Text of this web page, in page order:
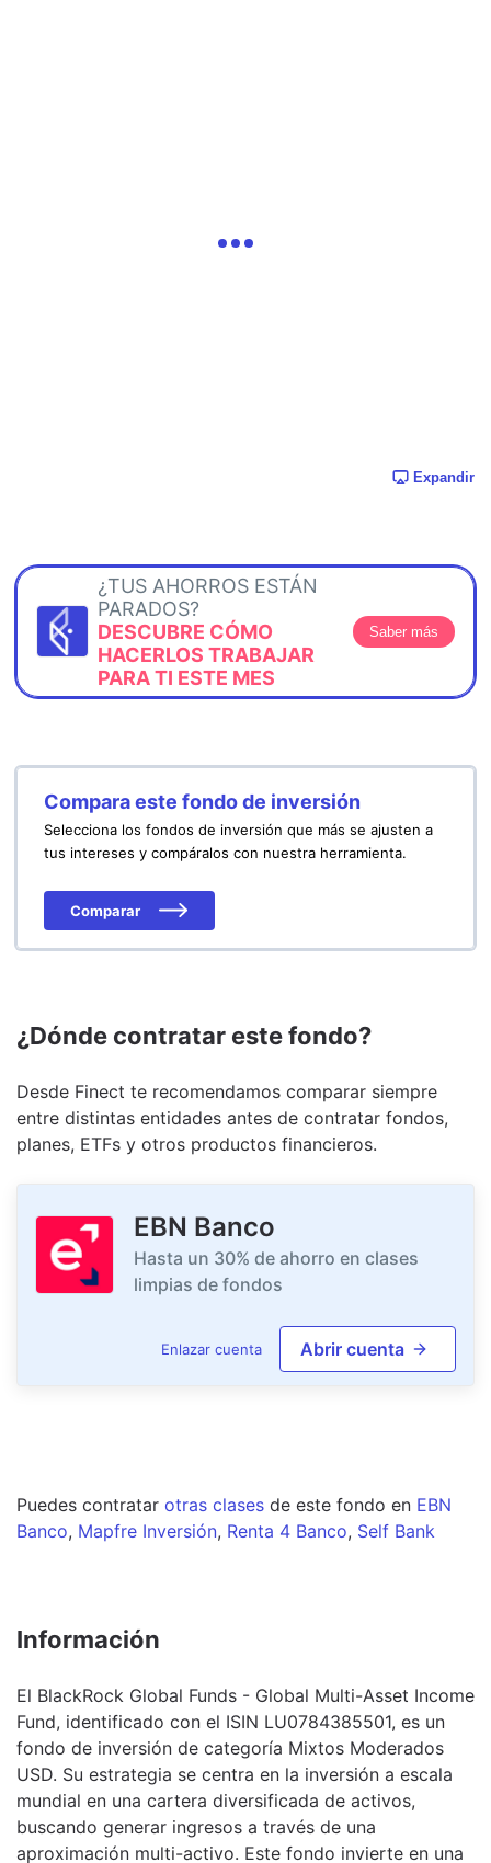
Expandir
¿TUS AHORROS ESTÁN
PARADOS?
DESCUBRE CÓMO
HACERLOS TRABAJAR
PARA TI ESTE MES
Saber más
Compara este fondo de inversión
Selecciona los fondos de inversión que más se ajusten a
tus intereses y compáralos con nuestra herramienta.
Comparar
¿Dónde contratar este fondo?
Desde Finect te recomendamos comparar siempre
entre distintas entidades antes de contratar fondos,
planes, ETFs y otros productos financieros.
EBN Banco
Hasta un 30% de ahorro en clases
limpias de fondos
Enlazar cuenta Abrir cuenta
Puedes contratar otras clases de este fondo en EBN
Banco, Mapfre Inversión, Renta 4 Banco, Self Bank
Información
El BlackRock Global Funds - Global Multi-Asset Income
Fund, identificado con el ISIN LU0784385501, es un
fondo de inversión de categoría Mixtos Moderados
USD. Su estrategia se centra en la inversión a escala
mundial en una cartera diversificada de activos,
buscando generar ingresos a través de una
aproximación multi-activo. Este fondo invierte en una